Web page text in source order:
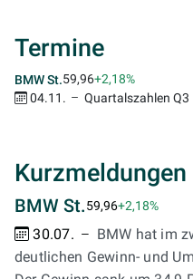
Termine
BMW St.59,96+2,18%
04.11.
Quartalszahlen Q3
Kurzmeldungen
BMW St.59,96+2,18%
30.07.
BMW hat im
deutlichen Gewinn- und